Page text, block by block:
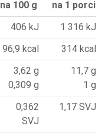
na 100 g
na 1 porci
406 kJ
1 316 kJ
96,9 kcal
314 kcal
3,62 g
0,309 g
11,7 g
1 g
0,362
SVJ
1,17 SVJ